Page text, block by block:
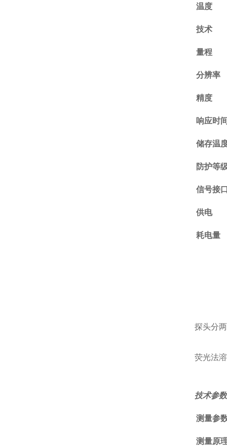
温度
技术
量程
分辨率
精度
响应时
储存温
防护等
信号接
供电
耗电量
探头分
荧光法
技术参
测量参
测量原